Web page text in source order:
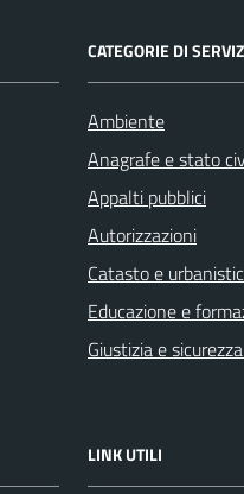
CATEGORIE DI
Ambiente
Anagrafe e stato
Appalti pubblici
Autorizzazioni
Catasto e
Educazione e
Giustizia e
LINK UTILI